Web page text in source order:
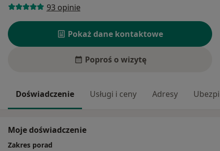
93 opinie
Pokaż dane kontaktowe
Poproś o wizytę
Doświadczenie Usługi i ceny Adresy
Moje doświadczenie
Zakres porad